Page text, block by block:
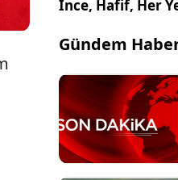
İnce, Hafif, Her
Gündem